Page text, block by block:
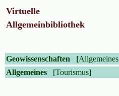
Virtuelle
Allgemeinbibliothek
Geowissenschaften [Allgemeines
Allgemeines
[Tourismus]